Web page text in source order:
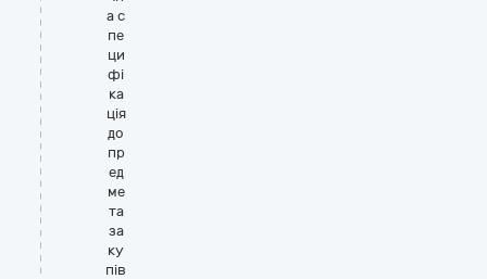
а с
пе
ци
фі
ка
ція
до
пр
ед
ме
та
за
ку
пів